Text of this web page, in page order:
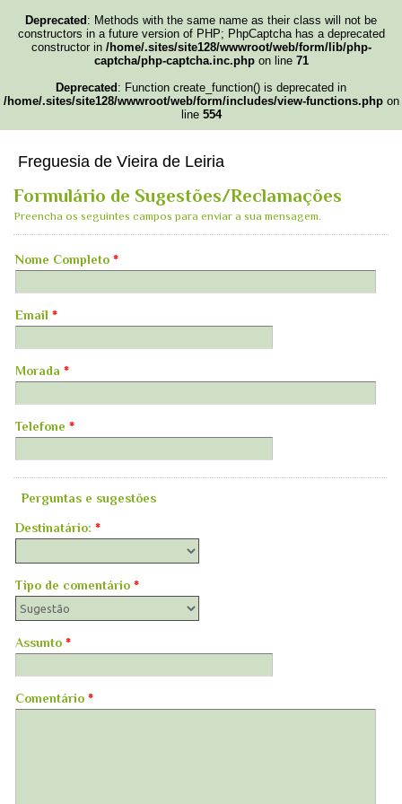
Deprecated : Methods with the same name as their class will not be
constructors in a future version of PHP; PhpCaptcha has a deprecated
constructor in /home/.sites/site128/wwwroot/web/form/lib/php-
captcha/php-captcha.inc.phpon line 71
Deprecated : Function create_function() is deprecated in
/home/.sites/site128/wwwroot/web/form/includes/view-functions.phpon
line 554
Freguesia de Vieira de Leiria
Formulário de Sugestões/Reclamações
Preencha os seguintes campos para enviar a sua mensagem.
Nome Completo *
Email *
Morada *
Telefone *
Perguntas e sugestões
Destinatário: *
Tipo de comentário *
Assunto *
Comentário *